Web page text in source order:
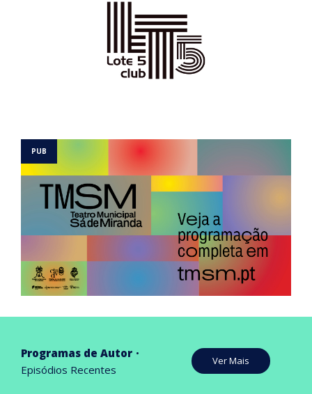
Programas de Autor
Episódios Recentes
Ver Mais